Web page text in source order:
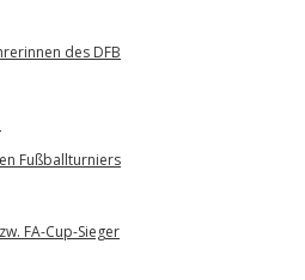
des DFB
Fußballturniers
FA-Cup-Sieger